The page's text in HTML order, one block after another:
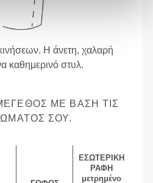
Η άνετη, χαλαρή
καθημερινό στυλ.
ΜΕ ΒΆΣΗ ΤΙΣ
ΣΟΥ.
ΕΣΩΤΕΡΙΚΉ
ΡΑΦΉ
μετρημένο